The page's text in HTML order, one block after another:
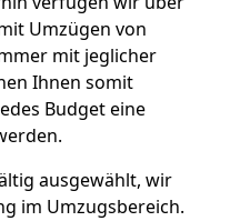
Umzügen von
mit jeglicher
Ihnen somit
Budget eine
ausgewählt, wir
im Umzugsbereich.